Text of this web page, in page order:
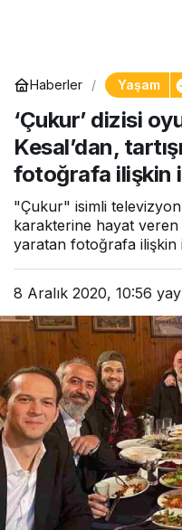
Haberler Yaşam
‘Çukur’ dizisi
Kesal’dan,
fotoğrafa ilişkin
"Çukur" isimli
karakterine hayat
yaratan fotoğrafa ilişkin
8 Aralık 2020, 10:56